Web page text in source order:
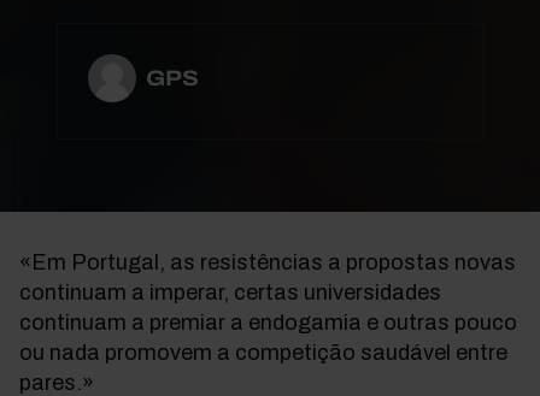
GPS
«Em Portugal, as resistências a propostas novas
continuam a imperar, certas universidades
continuam a premiar a endogamia e outras pouco
ou nada promovem a competição saudável entre
pares.»